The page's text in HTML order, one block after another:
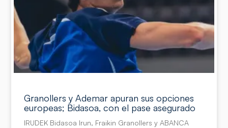
Granollers y Ademar apuran sus opciones
europeas; Bidasoa, con el pase asegurado
IRUDEK Bidasoa Irun, Fraikin Granollers y ABANCA